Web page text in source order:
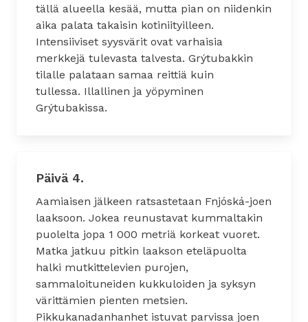
tällä alueella kesää, mutta pian on niidenkin
aika palata takaisin kotiniityilleen.
Intensiiviset syysvärit ovat varhaisia
merkkejä tulevasta talvesta. Grýtubakkin
tilalle palataan samaa reittiä kuin
tullessa. Illallinen ja yöpyminen
Grýtubakissa.
Päivä 4.
Aamiaisen jälkeen ratsastetaan Fnjóská-joen
laaksoon. Jokea reunustavat kummaltakin
puolelta jopa 1 000 metriä korkeat vuoret.
Matka jatkuu pitkin laakson eteläpuolta
halki mutkittelevien purojen,
sammaloituneiden kukkuloiden ja syksyn
värittämien pienten metsien.
Pikkukanadanhanhet istuvat parvissa joen